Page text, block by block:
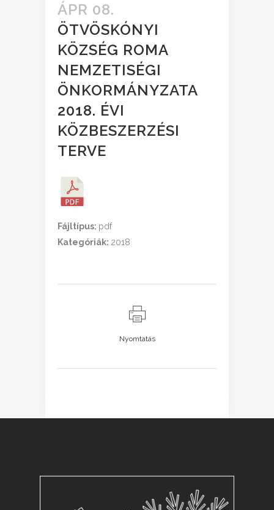
ÁPR 08.
ÖTVÖSKÓNYI
KÖZSÉG ROMA
NEMZETISÉGI
ÖNKORMÁNYZATA
2018. ÉVI
KÖZBESZERZÉSI
TERVE
Fájltípus: pdf
Kategóriák: 2018
Nyomtatás